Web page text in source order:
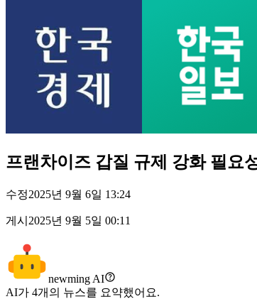
프랜차이즈 갑질 규제 강화 필요
수정2025년 9월 6일 13:24
게시 2025년 9월 5일 00:11
newming AI
AI가 4개의 뉴스를 요약했어요.